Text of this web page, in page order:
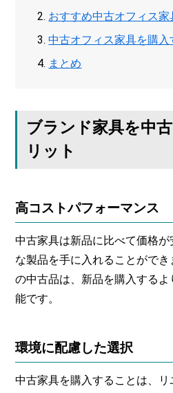
おすすめ中古オフィス
中古オフィス家具を購入
まとめ
ブランド家具を中
リット
高コストパフォーマンス
中古家具は新品に比べて価格
な製品を手に入れることがで
の中古品は、新品を購入する
能です。
環境に配慮した選択
中古家具を購入することは、